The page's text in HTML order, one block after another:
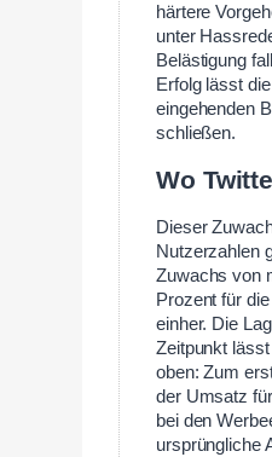
härtere
unter
Belästigung
Erfolg lässt
eingehenden
schließen.
Wo
Dieser
Nutzerzahlen
Zuwachs von
Prozent für
einher. Die
Zeitpunkt
oben: Zum
der Umsatz
bei den
ursprüngliche